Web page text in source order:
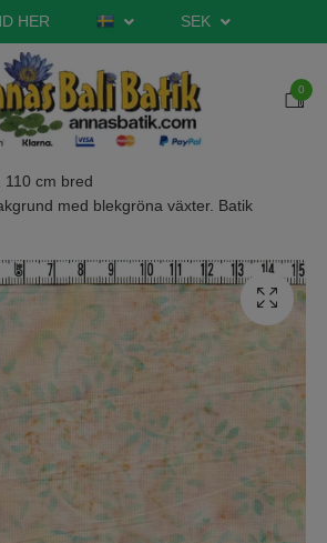
HER SEK
0
110 cm bred
med blekgröna växter. Batik